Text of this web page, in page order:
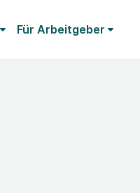
Für Arbeitgeber